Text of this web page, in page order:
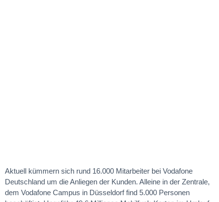
Aktuell kümmern sich rund 16.000 Mitarbeiter bei Vodafone
Deutschland um die Anliegen der Kunden. Alleine in der Zentrale,
dem Vodafone Campus in Düsseldorf find 5.000 Personen